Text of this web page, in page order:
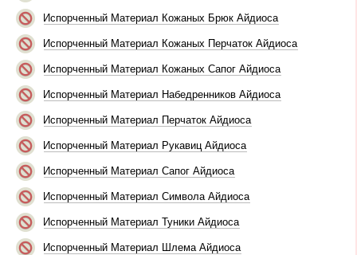
Испорченный Материал Кожаных Брюк Айдиоса
Испорченный Материал Кожаных Перчаток Айдиоса
Испорченный Материал Кожаных Сапог Айдиоса
Испорченный Материал Набедренников Айдиоса
Испорченный Материал Перчаток Айдиоса
Испорченный Материал Рукавиц Айдиоса
Испорченный Материал Сапог Айдиоса
Испорченный Материал Символа Айдиоса
Испорченный Материал Туники Айдиоса
Испорченный Материал Шлема Айдиоса